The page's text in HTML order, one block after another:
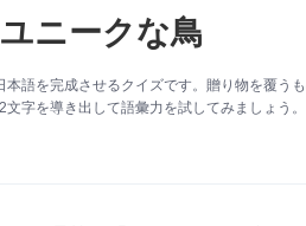
ニークな鳥
語を完成させるクイズです。贈り物を覆う
字を導き出して語彙力を試してみましょう。